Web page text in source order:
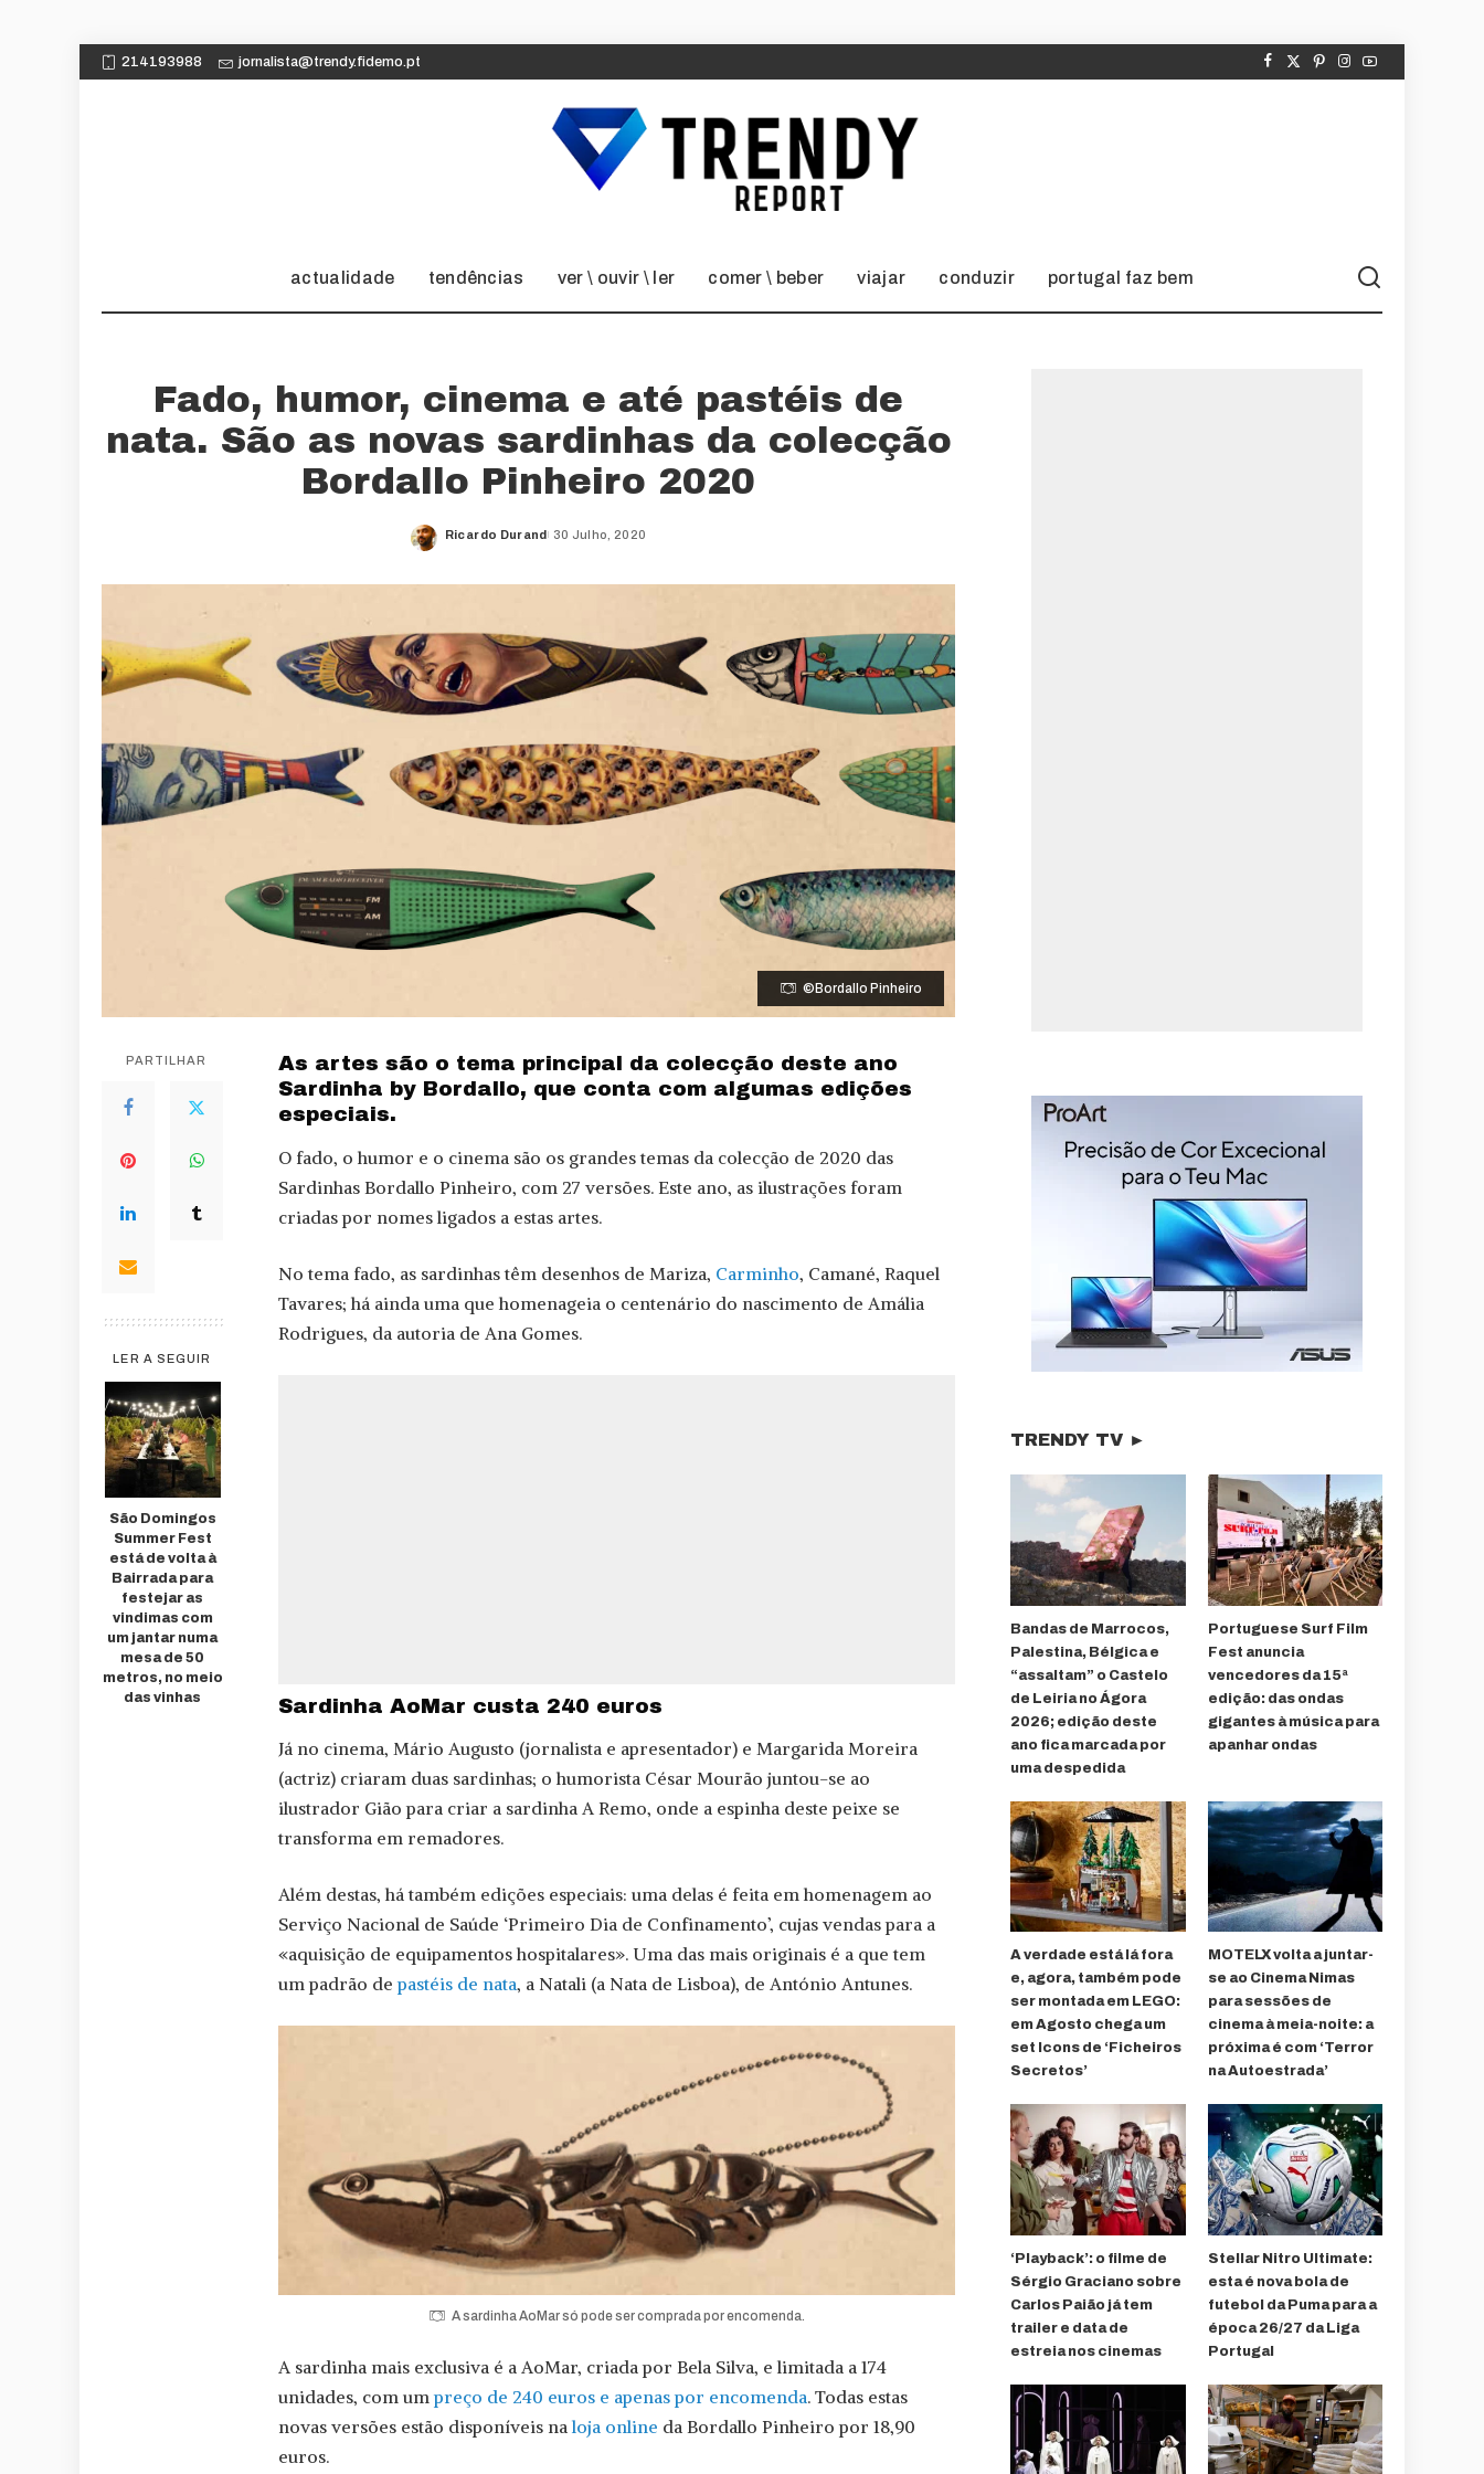
214193988 jornalista@trendy.fidemo.pt
actualidade tendências ver \ ouvir \ ler comer \ beber viajar conduzir portugal faz bem
Fado, humor, cinema e até pastéis de
nata. São as novas sardinhas da colecção
Bordallo Pinheiro 2020
Posted
Ricardo Durand 30 Julho, 2020
©Bordallo Pinheiro
PARTILHAR
LER A SEGUIR
São Domingos
Summer Fest
está de volta à
Bairrada para
festejar as
vindimas com
um jantar numa
mesa de 50
metros, no meio
das vinhas
As artes são o tema principal da colecção deste ano
Sardinha by Bordallo, que conta com algumas edições
especiais.
O fado, o humor e o cinema são os grandes temas da colecção de 2020 das
Sardinhas Bordallo Pinheiro, com 27 versões. Este ano, as ilustrações foram
criadas por nomes ligados a estas artes.
No tema fado, as sardinhas têm desenhos de Mariza, Carminho, Camané, Raquel
Tavares; há ainda uma que homenageia o centenário do nascimento de Amália
Rodrigues, da autoria de Ana Gomes.
Sardinha AoMar custa 240 euros
Já no cinema, Mário Augusto (jornalista e apresentador) e Margarida Moreira
(actriz) criaram duas sardinhas; o humorista César Mourão juntou-se ao
ilustrador Gião para criar a sardinha A Remo, onde a espinha deste peixe se
transforma em remadores.
Além destas, há também edições especiais: uma delas é feita em homenagem ao
Serviço Nacional de Saúde ‘Primeiro Dia de Confinamento’, cujas vendas para a
«aquisição de equipamentos hospitalares». Uma das mais originais é a que tem
um padrão depastéis de nata, a Natali (a Nata de Lisboa), de António Antunes.
A sardinha AoMar só pode ser comprada por encomenda.
A sardinha mais exclusiva é a AoMar, criada por Bela Silva, e limitada a 174
unidades, com umpreço de 240 euros e apenas por encomenda. Todas estas
novas versões estão disponíveis na loja online da Bordallo Pinheiro por 18,90
euros.
TRENDY TV ►
Bandas de Marrocos,
Palestina, Bélgica e
“assaltam” o Castelo
de Leiria no Ágora
2026; edição deste
ano fica marcada por
uma despedida
Portuguese Surf Film
Fest anuncia
vencedores da 15ª
edição: das ondas
gigantes à música para
apanhar ondas
A verdade está lá fora
e, agora, também pode
ser montada em LEGO:
em Agosto chega um
set Icons de ‘Ficheiros
Secretos’
MOTELX volta a juntar-
se ao Cinema Nimas
para sessões de
cinema à meia-noite: a
próxima é com ‘Terror
na Autoestrada’
‘Playback’: o filme de
Sérgio Graciano sobre
Carlos Paião já tem
trailer e data de
estreia nos cinemas
Stellar Nitro Ultimate:
esta é nova bola de
futebol da Puma para a
época 26/27 da Liga
Portugal